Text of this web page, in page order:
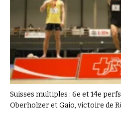
Suisses multiples : 6e et 14e
Oberholzer et Gaio, victoire de